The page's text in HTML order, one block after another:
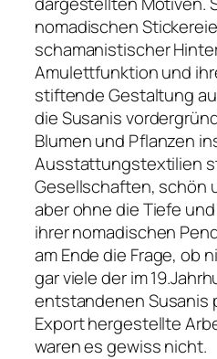
nomadischen
schamanistischer
Amulettfunktion und
stiftende Gestaltung
die Susanis
Blumen und Pflanzen
Ausstattungstextilien
Gesellschaften, schön
aber ohne die Tiefe
ihrer nomadischen
am Ende die Frage, ob
gar viele der im
entstandenen Susanis
Export hergestellte
waren es gewiss nicht.